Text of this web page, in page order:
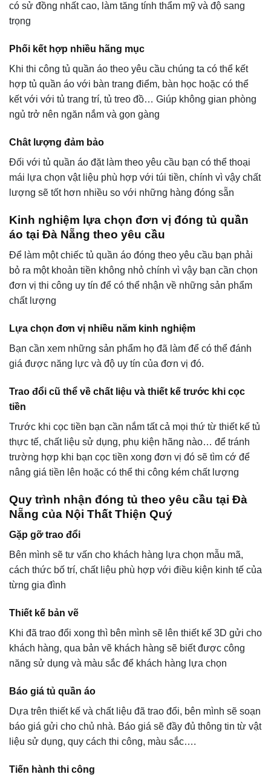
có sử đồng nhất cao, làm tăng tính thẩm mỹ và độ sang
trọng
Phối kết hợp nhiều hãng mục
Khi thi công tủ quần áo theo yêu cầu chúng ta có thể kết
hợp tủ quần áo với bàn trang điểm, bàn học hoặc có thể
kết với với tủ trang trí, tủ treo đồ… Giúp không gian phòng
ngủ trở nên ngăn nắm và gọn gàng
Chât lượng đảm bảo
Đối với tủ quần áo đặt làm theo yêu cầu bạn có thể thoại
mái lựa chọn vật liệu phù hợp với túi tiền, chính vì vậy chất
lượng sẽ tốt hơn nhiều so với những hàng đóng sẵn
Kinh nghiệm lựa chọn đơn vị đóng tủ quần
áo tại Đà Nẵng theo yêu cầu
Để làm một chiếc tủ quần áo đóng theo yêu cầu bạn phải
bỏ ra một khoản tiền không nhỏ chính vì vậy bạn cần chọn
đơn vị thi công uy tín để có thể nhận về những sản phẩm
chất lượng
Lựa chọn đơn vị nhiều năm kinh nghiệm
Bạn cần xem những sản phẩm họ đã làm để có thể đánh
giá được năng lực và độ uy tín của đơn vị đó.
Trao đổi cũ thể về chất liệu và thiết kế trước khi cọc
tiền
Trước khi cọc tiền bạn cần nắm tất cả mọi thứ từ thiết kế tủ
thực tế, chất liệu sử dụng, phụ kiện hãng nào… để tránh
trường hợp khi bạn cọc tiền xong đơn vị đó sẽ tìm cớ để
nâng giá tiền lên hoặc có thể thi công kém chất lượng
Quy trình nhận đóng tủ theo yêu cầu tại Đà
Nẵng của Nội Thất Thiện Quý
Gặp gỡ trao đổi
Bên mình sẽ tư vấn cho khách hàng lựa chọn mẫu mã,
cách thức bố trí, chất liệu phù hợp với điều kiện kinh tế của
từng gia đình
Thiết kế bản vẽ
Khi đã trao đổi xong thì bên mình sẽ lên thiết kế 3D gửi cho
khách hàng, qua bản vẽ khách hàng sẽ biết được công
năng sử dụng và màu sắc để khách hàng lựa chọn
Báo giá tủ quần áo
Dựa trên thiết kế và chất liệu đã trao đổi, bên mình sẽ soạn
báo giá gửi cho chủ nhà. Báo giá sẽ đầy đủ thông tin từ vật
liệu sử dụng, quy cách thi công, màu sắc….
Tiến hành thi công